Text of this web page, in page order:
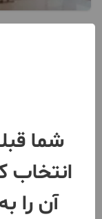
شما
انتخاب
آن را